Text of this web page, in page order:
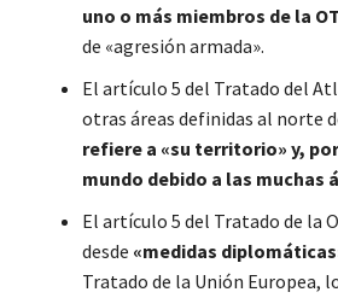
uno o más miembros de la
de «agresión armada».
El artículo 5 del Tratado del
otras áreas definidas al norte
refiere a «su territorio» y,
mundo debido a las muchas
El artículo 5 del Tratado de la
desde «medidas
Tratado de la Unión Europea,